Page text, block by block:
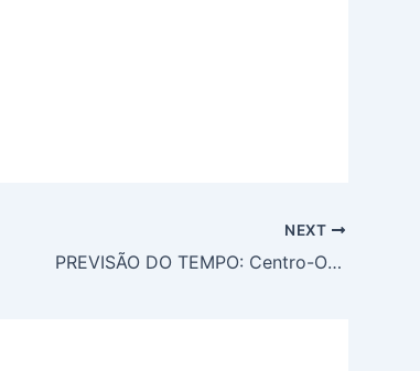
NEXT
PREVISÃO DO TEMPO: Centro-Oeste será chuvoso, nesta quinta-feira (27)